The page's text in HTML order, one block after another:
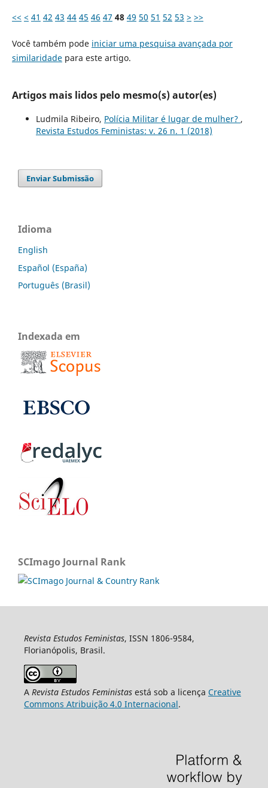
<< < 41 42 43 44 45 46 47 48 49 50 51 52 53 > >>
Você também pode iniciar uma pesquisa avançada por
similaridadepara este artigo.
Artigos mais lidos pelo mesmo(s) autor(es)
Ludmila Ribeiro, Polícia Militar é lugar de mulher? ,
Revista Estudos Feministas: v. 26 n. 1 (2018)
Enviar Submissão
Idioma
English
Español (España)
Português (Brasil)
Indexada em
SCImago Journal Rank
Revista Estudos Feministas, ISSN 1806-9584,
Florianópolis, Brasil.
A Revista Estudos Feministasestá sob a licença Creative
Commons Atribuição 4.0 Internacional.